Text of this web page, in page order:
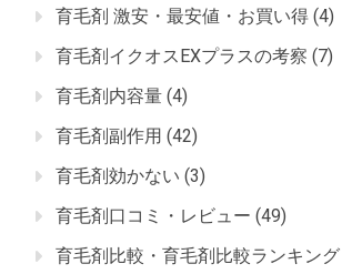
育毛剤 激安・最安値・お買い得 (4)
育毛剤イクオスEXプラスの考察 (7)
育毛剤内容量 (4)
育毛剤副作用 (42)
育毛剤効かない (3)
育毛剤口コミ・レビュー (49)
育毛剤比較・育毛剤比較ランキング